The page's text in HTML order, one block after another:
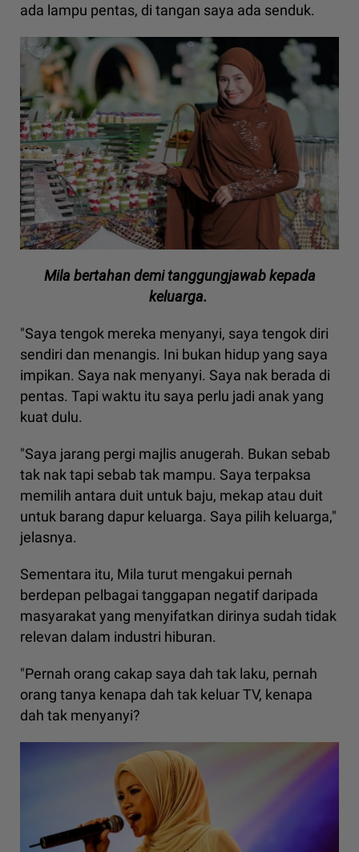
ada lampu pentas, di tangan saya ada senduk.
Mila bertahan demi tanggungjawab kepada
keluarga.
"Saya tengok mereka menyanyi, saya tengok diri
sendiri dan menangis. Ini bukan hidup yang saya
impikan. Saya nak menyanyi. Saya nak berada di
pentas. Tapi waktu itu saya perlu jadi anak yang
kuat dulu.
"Saya jarang pergi majlis anugerah. Bukan sebab
tak nak tapi sebab tak mampu. Saya terpaksa
memilih antara duit untuk baju, mekap atau duit
untuk barang dapur keluarga. Saya pilih keluarga,"
jelasnya.
Sementara itu, Mila turut mengakui pernah
berdepan pelbagai tanggapan negatif daripada
masyarakat yang menyifatkan dirinya sudah tidak
relevan dalam industri hiburan.
"Pernah orang cakap saya dah tak laku, pernah
orang tanya kenapa dah tak keluar TV, kenapa
dah tak menyanyi?